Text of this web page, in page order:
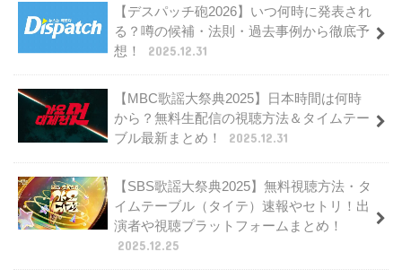
【デスパッチ砲2026】いつ何時に発表され
る？噂の候補・法則・過去事例から徹底予
想！
2025.12.31
【MBC歌謡大祭典2025】日本時間は何時
から？無料生配信の視聴方法＆タイムテー
ブル最新まとめ！
2025.12.31
【SBS歌謡大祭典2025】無料視聴方法・タ
イムテーブル（タイテ）速報やセトリ！出
演者や視聴プラットフォームまとめ！
2025.12.25